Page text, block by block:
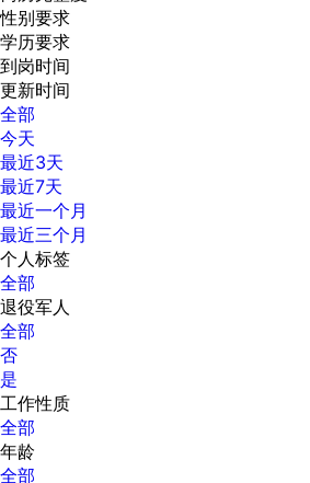
性别要求
学历要求
到岗时间
更新时间
全部
今天
最近3天
最近7天
最近一个月
最近三个月
个人标签
全部
退役军人
全部
否
是
工作性质
全部
年龄
全部